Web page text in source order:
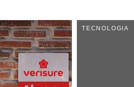
TECNOLOGIA